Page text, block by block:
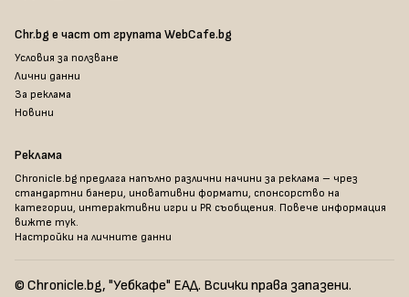
Chr.bg е част от групата WebCafe.bg
Условия за ползване
Лични данни
За реклама
Новини
Реклама
Chronicle.bg предлага напълно различни начини за реклама – чрез
стандартни банери, иновативни формати, спонсорство на
категории, интерактивни игри и PR съобщения. Повече информация
вижте тук.
Настройки на личните данни
© Chronicle.bg, "Уебкафе" ЕАД. Всички права запазени.